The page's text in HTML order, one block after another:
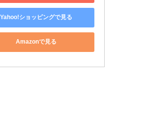
Yahoo!ショッピングで見る
Amazonで見る